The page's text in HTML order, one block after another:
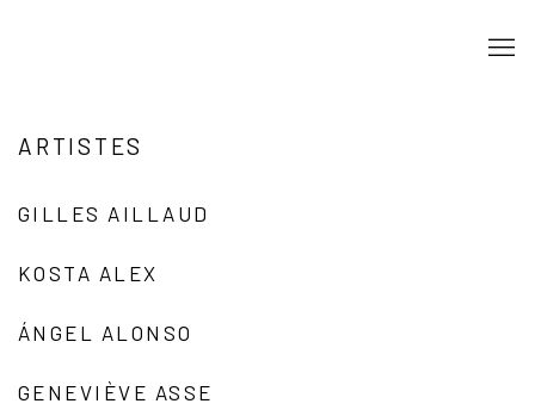
ARTISTES
GILLES AILLAUD
KOSTA ALEX
ÁNGEL ALONSO
GENEVIÈVE ASSE